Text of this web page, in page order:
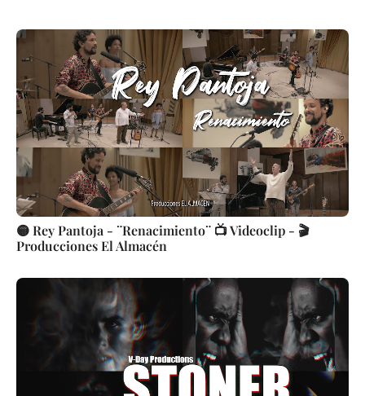
🟡 Rey Pantoja - ¨Renacimiento¨ 📺 Videoclip - 🎬
Producciones El Almacén